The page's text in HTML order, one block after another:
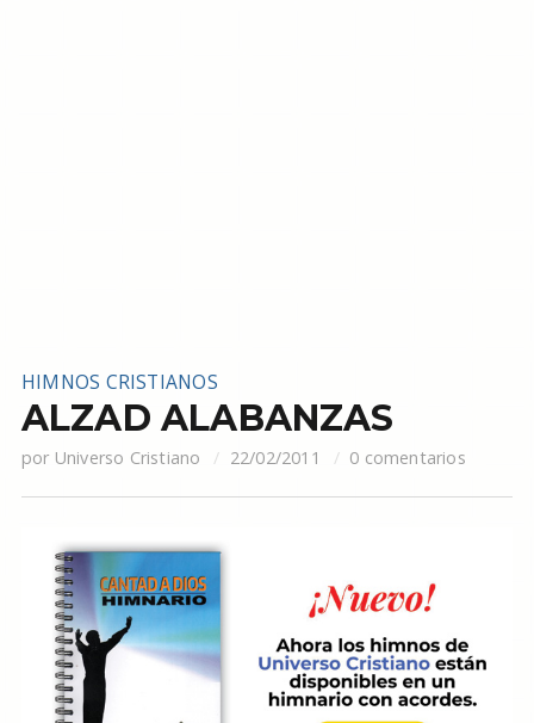
HIMNOS CRISTIANOS
ALZAD ALABANZAS
por Universo Cristiano 22/02/2011 0 comentarios